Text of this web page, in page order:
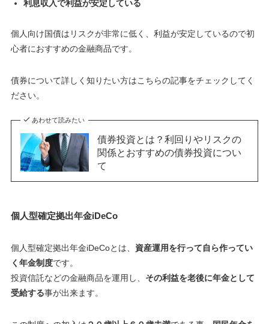
利息収入で利益が安定している
個人向け国債はリスクが非常に低く、利益が安定しているので初
心者におすすめの金融商品です。
債券について詳しく知りたい方はこちらの記事をチェックしてく
ださい。
あわせて読みたい
債券投資とは？利回りやリスクの
関係とおすすめの債券投資につい
て
個人型確定拠出年金iDeCo
個人型確定拠出年金iDeCoとは、 資産運用を行って自ら作ってい
く年金制度です。
投資信託などの金融商品を運用し、 その利益を老後に年金として
受給する事が出来ます。